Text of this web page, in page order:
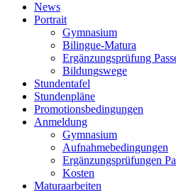
News
Portrait
Gymnasium
Bilingue-Matura
Ergänzungsprüfung
Bildungswege
Stundentafel
Stundenpläne
Promotionsbedingungen
Anmeldung
Gymnasium
Aufnahmebedingungen
Ergänzungsprüfungen
Kosten
Maturaarbeiten